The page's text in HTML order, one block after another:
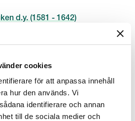
cookies
för att anpassa innehåll
hur den används. Vi
identifierare och annan
till de sociala medier och
d.y. (1581 - 1642)